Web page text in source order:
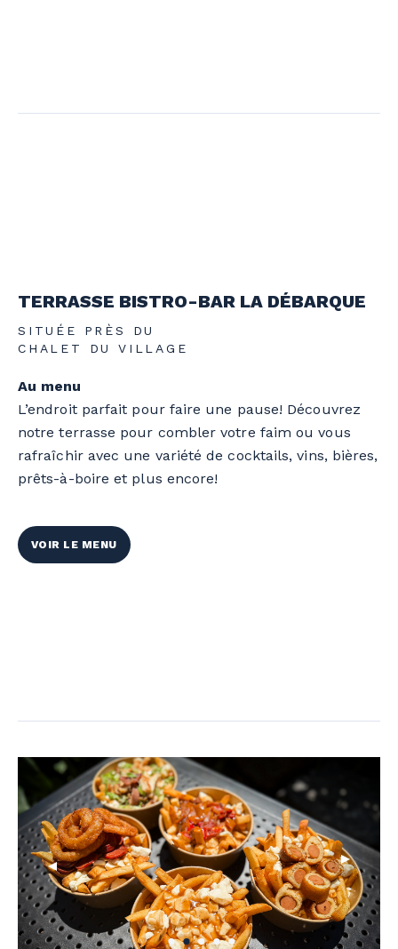
TERRASSE BISTRO-BAR LA DÉBARQUE
SITUÉE PRÈS DU
CHALET DU VILLAGE
Au menu
L’endroit parfait pour faire une pause! Découvrez
notre terrasse pour combler votre faim ou vous
rafraîchir avec une variété de cocktails, vins, bières,
prêts-à-boire et plus encore!
VOIR LE MENU